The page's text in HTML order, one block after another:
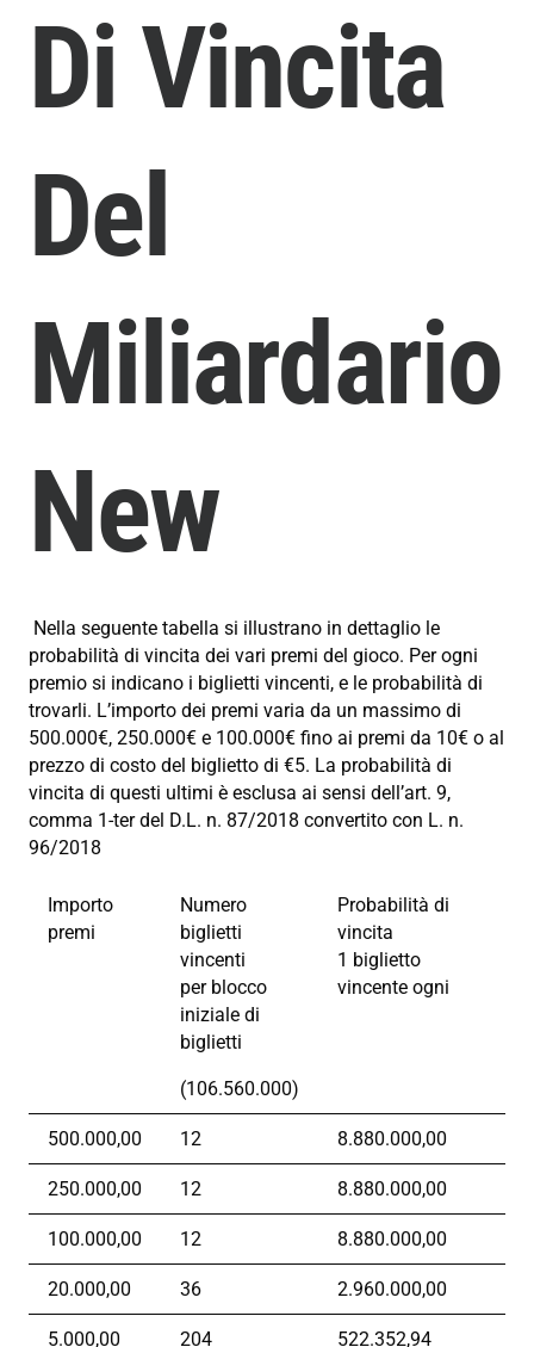
Di Vincita
Del
Miliardario
New
Nella seguente tabella si illustrano in dettaglio le
probabilità di vincita dei vari premi del gioco. Per ogni
premio si indicano i biglietti vincenti, e le probabilità di
trovarli. L’importo dei premi varia da un massimo di
500.000€, 250.000€ e 100.000€ fino ai premi da 10€ o al
prezzo di costo del biglietto di €5. La probabilità di
vincita di questi ultimi è esclusa ai sensi dell’art. 9,
comma 1-ter del D.L. n. 87/2018 convertito con L. n.
96/2018
Importo
premi
Numero
biglietti
vincenti
per blocco
iniziale di
biglietti
(106.560.000)
Probabilità di
vincita
1 biglietto
vincente ogni
500.000,00 12 8.880.000,00
250.000,00 12 8.880.000,00
100.000,00 12 8.880.000,00
20.000,00 36 2.960.000,00
5.000,00 204 522.352,94